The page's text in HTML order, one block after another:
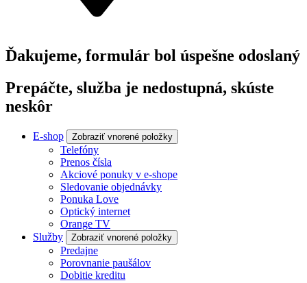
Ďakujeme, formulár bol úspešne odoslaný
Prepáčte, služba je nedostupná, skúste
neskôr
E-shop Zobraziť vnorené položky
Telefóny
Prenos čísla
Akciové ponuky v e-shope
Sledovanie objednávky
Ponuka Love
Optický internet
Orange TV
Služby
Zobraziť vnorené položky
Predajne
Porovnanie paušálov
Dobitie kreditu